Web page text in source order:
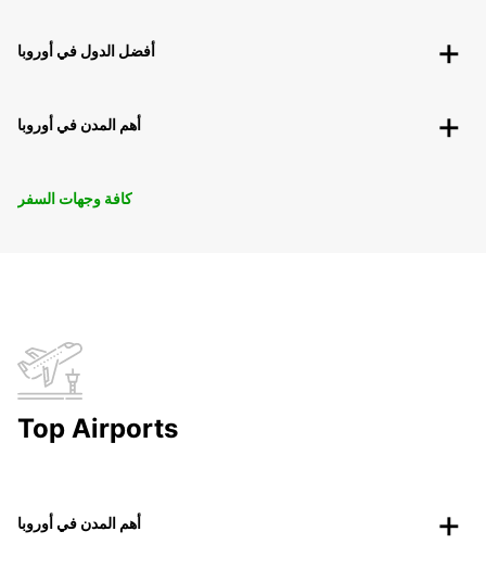
أفضل الدول في أوروبا
أهم المدن في أوروبا
كافة وجهات السفر
Top Airports
أهم المدن في أوروبا